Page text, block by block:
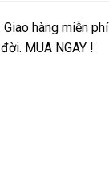
hàng miễn phí
MUA NGAY !